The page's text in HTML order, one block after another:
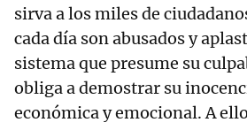
sirva a los miles de
cada día son abusados y
sistema que presume su
obliga a demostrar su
económica y emocional. A